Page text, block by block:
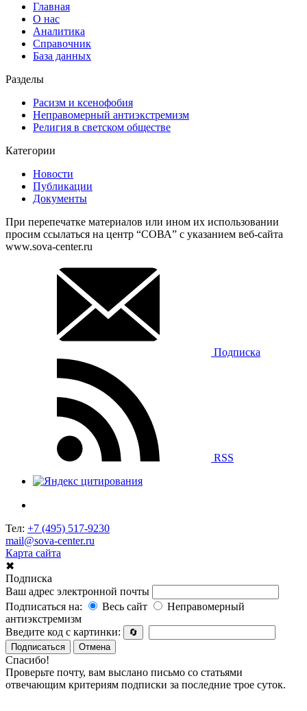
Главная
О нас
Аналитика
Справочник
База данных
Разделы
Расизм и ксенофобия
Неправомерный антиэкстремизм
Религия в светском обществе
Категории
Новости
Публикации
Документы
При перепечатке материалов или ином их использовании
просим ссылаться на центр “СОВА” с указанием веб-сайта
www.sova-center.ru
Подписка
RSS
Тел: +7 (495) 517-9230
mail@sova-center.ru
Карта сайта
✖
Подписка
Ваш адрес электронной почты
Подписаться на:
Весь сайт
Неправомерный
антиэкстремизм
Введите код с картинки:
🔄
Подписаться
Отмена
Спасибо!
Проверьте почту, вам выслано письмо со статьями
отвечающим критериям подписки за последние трое суток.